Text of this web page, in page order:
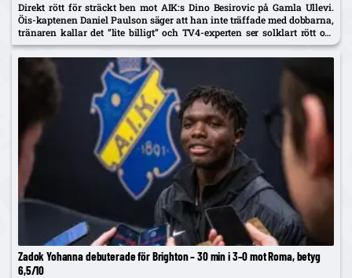
Direkt rött för sträckt ben mot AIK:s Dino Besirovic på Gamla Ullevi.
Öis-kaptenen Daniel Paulson säger att han inte träffade med dobbarna,
tränaren kallar det ”lite billigt” och TV4-experten ser solklart rött om
det var träff.
Zadok Yohanna debuterade för Brighton – 30 min i 3–0 mot Roma, betyg
6,5/10